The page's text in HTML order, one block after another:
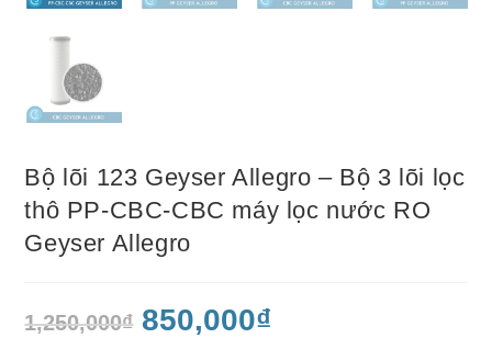
Bộ lõi 123 Geyser Allegro – Bộ 3 lõi lọc
thô PP-CBC-CBC máy lọc nước RO
Geyser Allegro
1,250,000₫ 850,000₫